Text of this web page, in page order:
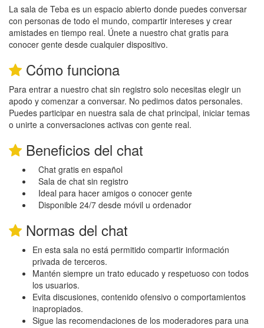
La sala de Teba es un espacio abierto donde puedes conversar
con personas de todo el mundo, compartir intereses y crear
amistades en tiempo real. Únete a nuestro chat gratis para
conocer gente desde cualquier dispositivo.
Cómo funciona
Para entrar a nuestro chat sin registro solo necesitas elegir un
apodo y comenzar a conversar. No pedimos datos personales.
Puedes participar en nuestra sala de chat principal, iniciar temas
o unirte a conversaciones activas con gente real.
Beneficios del chat
Chat gratis en español
Sala de chat sin registro
Ideal para hacer amigos o conocer gente
Disponible 24/7 desde móvil u ordenador
Normas del chat
En esta sala no está permitido compartir información
privada de terceros.
Mantén siempre un trato educado y respetuoso con todos
los usuarios.
Evita discusiones, contenido ofensivo o comportamientos
inapropiados.
Sigue las recomendaciones de los moderadores para una